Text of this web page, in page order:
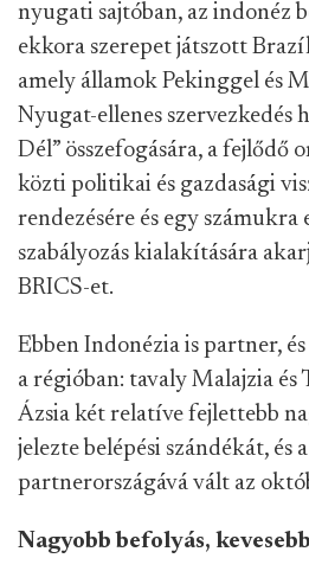
nyugati sajtóban, az indonéz
ekkora szerepet játszott
amely államok Pekinggel és
Nyugat-ellenes szervezkedés
Dél” összefogására, a fejlődő
közti politikai és gazdasági
rendezésére és egy számukra
szabályozás kialakítására
BRICS-et.
Ebben Indonézia is partner,
a régióban: tavaly Malajzia
Ázsia két relatíve fejlettebb
jelezte belépési szándékát, és
partnerországává vált az
Nagyobb befolyás,